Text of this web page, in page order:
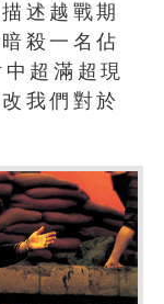
述越戰期
殺一名佔
超滿超現
我們對於